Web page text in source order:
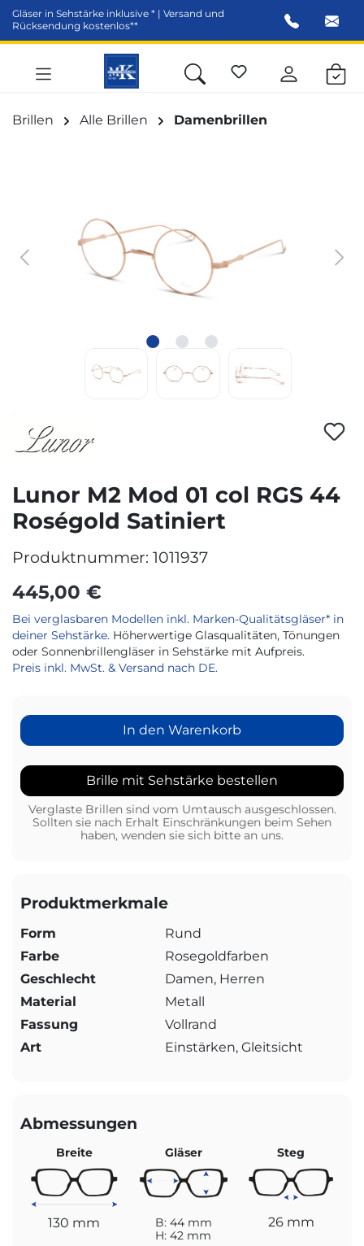
springen
Gläser in Sehstärke inklusive * | Versand und
Rücksendung kostenlos**
Brillen Alle Brillen Damenbrillen
Lunor M2 Mod 01 col RGS 44
Roségold Satiniert
Produktnummer: 1011937
445,00 €
Bei verglasbaren Modellen inkl. Marken-Qualitätsgläser* in
deiner Sehstärke. Höherwertige Glasqualitäten, Tönungen
oder Sonnenbrillengläser in Sehstärke mit Aufpreis.
Preis inkl. MwSt. & Versand nach DE.
In den Warenkorb
Brille mit Sehstärke bestellen
Verglaste Brillen sind vom Umtausch ausgeschlossen.
Sollten sie nach Erhalt Einschränkungen beim Sehen
haben, wenden sie sich bitte an uns.
Produktmerkmale
Form
Rund
Farbe
Rosegoldfarben
Geschlecht
Damen, Herren
Material
Metall
Fassung
Vollrand
Art
Einstärken, Gleitsicht
Abmessungen
Breite
130 mm
Gläser
B: 44 mm
H: 42 mm
Steg
26 mm